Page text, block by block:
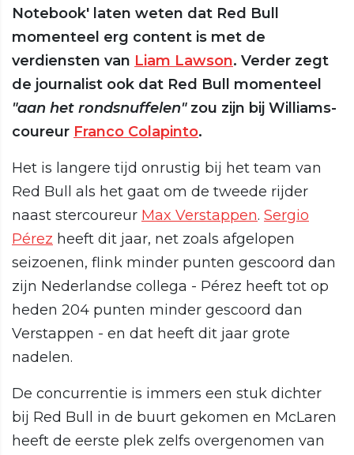
Notebook' laten weten dat Red Bull
momenteel erg content is met de
verdiensten van Liam Lawson. Verder zegt
de journalist ook dat Red Bull momenteel
"aan het rondsnuffelen"zou zijn bij Williams-
coureur Franco Colapinto.
Het is langere tijd onrustig bij het team van
Red Bull als het gaat om de tweede rijder
naast stercoureur Max Verstappen. Sergio
Pérez heeft dit jaar, net zoals afgelopen
seizoenen, flink minder punten gescoord dan
zijn Nederlandse collega - Pérez heeft tot op
heden 204 punten minder gescoord dan
Verstappen - en dat heeft dit jaar grote
nadelen.
De concurrentie is immers een stuk dichter
bij Red Bull in de buurt gekomen en McLaren
heeft de eerste plek zelfs overgenomen van